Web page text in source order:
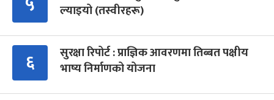
ल्याइयो (तस्वीरहरू)
६
सुरक्षा रिपोर्ट : प्राज्ञिक आवरणमा तिब्बत पक्षीय
भाष्य निर्माणको योजना